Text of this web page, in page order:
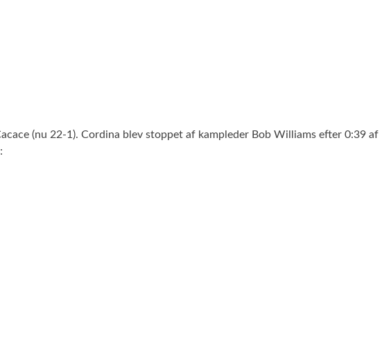
(nu 22-1). Cordina blev stoppet af kampleder Bob Williams efter 0:39 af